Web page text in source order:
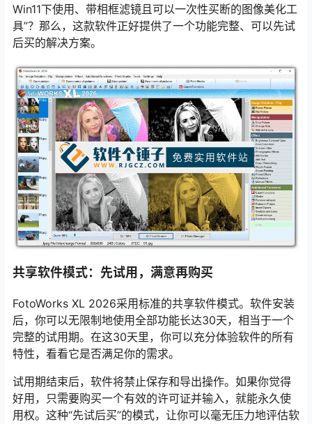
Win11下使用、带相框滤镜且可以一次性买断的图像美化工
具”？那么，这款软件正好提供了一个功能完整、可以先试
后买的解决方案。
共享软件模式：先试用，满意再购买
FotoWorks XL 2026采用标准的共享软件模式。软件安装
后，你可以无限制地使用全部功能长达30天，相当于一个
完整的试用期。在这30天里，你可以充分体验软件的所有
特性，看看它是否满足你的需求。
试用期结束后，软件将禁止保存和导出操作。如果你觉得
好用，只需要购买一个有效的许可证并输入，就能永久使
用权。这种“先试后买”的模式，让你可以毫无压力地评估软